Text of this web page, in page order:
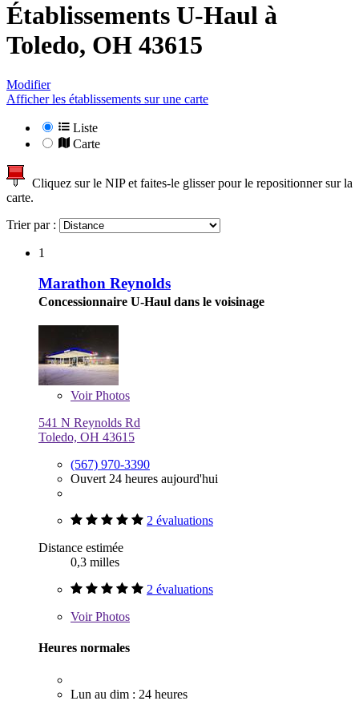
Établissements U-Haul à
Toledo, OH 43615
Modifier
Afficher les établissements sur une carte
Liste
Carte
Cliquez sur le NIP et faites-le glisser pour le repositionner sur la
carte.
Trier par :
1
Marathon Reynolds
Concessionnaire U-Haul dans le voisinage
VoirPhotos
541 N Reynolds Rd
Toledo, OH 43615
(567) 970-3390
Ouvert 24 heures aujourd'hui
2 évaluations
Distance estimée
0,3 milles
2 évaluations
VoirPhotos
Heures normales
Lun au dim : 24 heures